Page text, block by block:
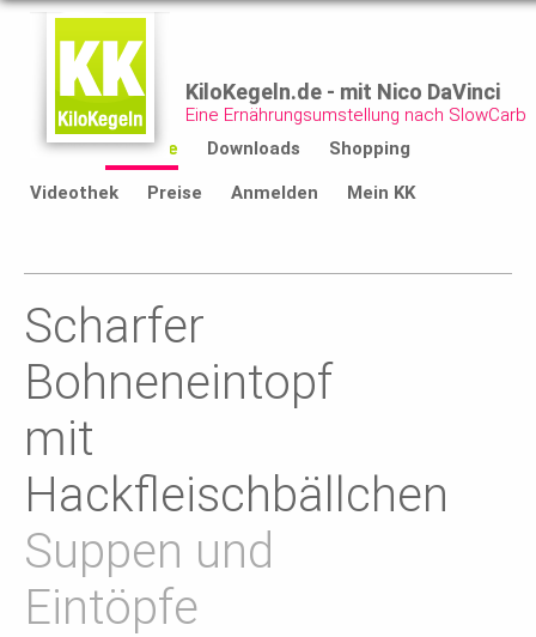
KiloKegeln.de - mit Nico DaVinci
Eine Ernährungsumstellung nach SlowCarb
Start
Rezepte Downloads Shopping
Videothek Preise Anmelden Mein KK
Scharfer
Bohneneintopf
mit
Hackfleischbällchen
Suppen und
Eintöpfe